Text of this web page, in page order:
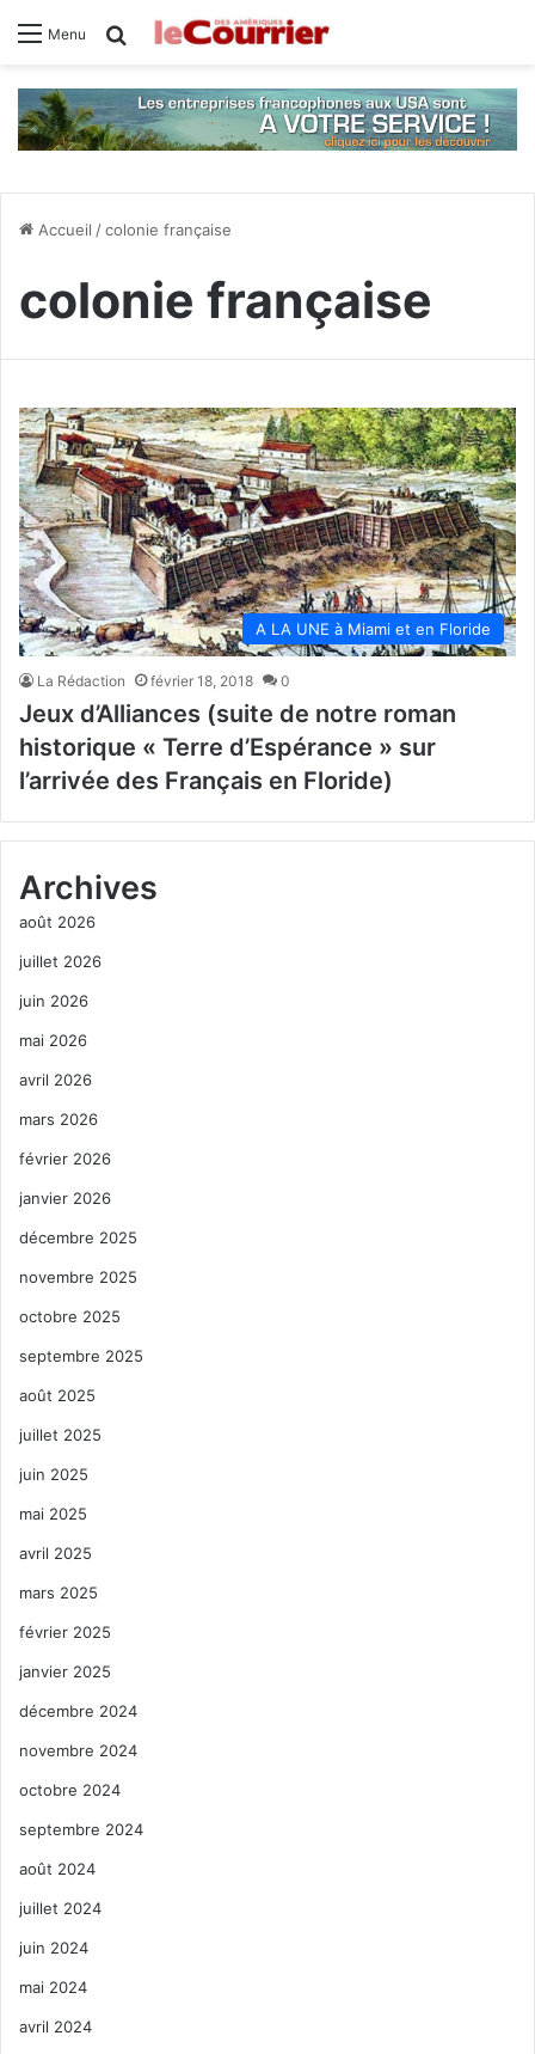
Menu Rechercher
Accueil /colonie française
colonie française
A LA UNE à Miami et en Floride
La Rédaction février 18, 2018 0
Jeux d’Alliances (suite de notre roman
historique « Terre d’Espérance » sur
l’arrivée des Français en Floride)
Archives
août 2026
juillet 2026
juin 2026
mai 2026
avril 2026
mars 2026
février 2026
janvier 2026
décembre 2025
novembre 2025
octobre 2025
septembre 2025
août 2025
juillet 2025
juin 2025
mai 2025
avril 2025
mars 2025
février 2025
janvier 2025
décembre 2024
novembre 2024
octobre 2024
septembre 2024
août 2024
juillet 2024
juin 2024
mai 2024
avril 2024